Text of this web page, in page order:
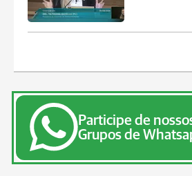
Participe de
Grupos de